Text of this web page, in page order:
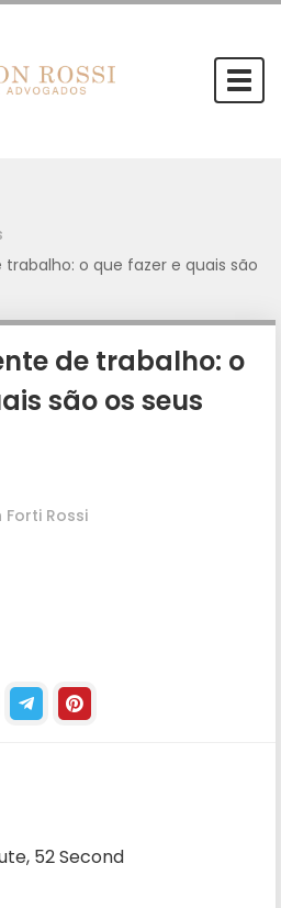
o que fazer e quais são
de trabalho: o
são os seus
Rossi
52 Second